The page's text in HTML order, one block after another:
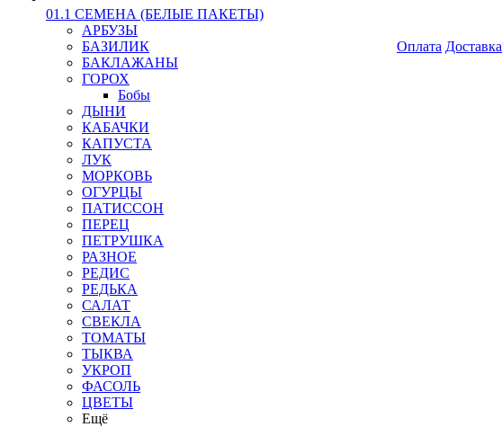
01.1 СЕМЕНА (БЕЛЫЕ ПАКЕТЫ)
АРБУЗЫ
БАЗИЛИК
БАКЛАЖАНЫ
ГОРОХ
Бобы
ДЫНИ
КАБАЧКИ
КАПУСТА
ЛУК
МОРКОВЬ
ОГУРЦЫ
ПАТИССОН
ПЕРЕЦ
ПЕТРУШКА
РАЗНОЕ
РЕДИС
РЕДЬКА
САЛАТ
СВЕКЛА
ТОМАТЫ
ТЫКВА
УКРОП
ФАСОЛЬ
ЦВЕТЫ
Ещё
Оплата Доставка